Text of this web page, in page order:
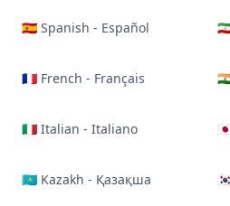
🇪🇸 Spanish - Español
🇫🇷 French - Français
🇮🇹 Italian - Italiano
🇰🇿 Kazakh - Қазақша